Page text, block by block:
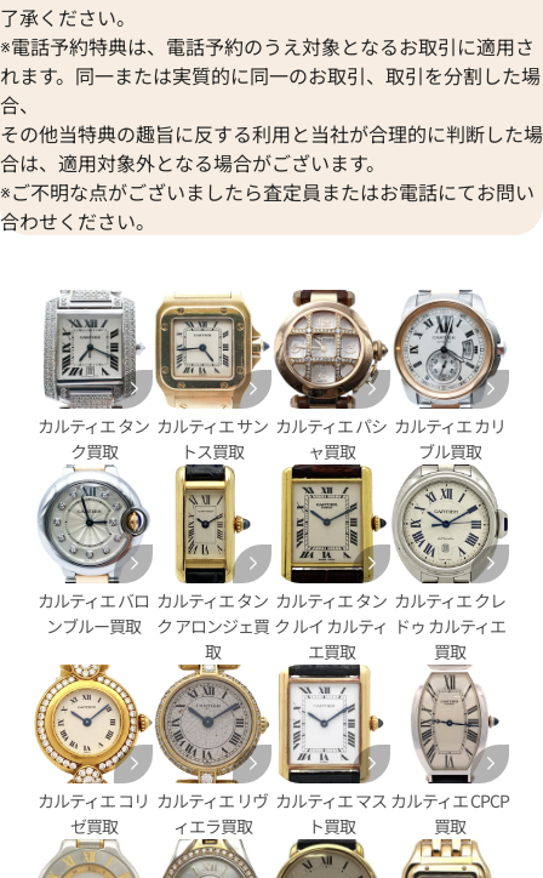
ンテール ウォッチ SM ベゼ
格
日時点の参考買取価格です
カルティエ カリブル ドゥ カ
ロノグラフ W7100042
800,000円
※2025年2月9日時点の参考買
ンテール SM 2ロウ
日時点の参考買取価格です
カルティエ パンテール ウォ
WSPN0011
参考買取価格
710,000円
※2025年10月27日時点の参考
す
了承ください。
※電話予約特典は、電話予約のうえ対象となるお取引に適用さ
れます。同一または実質的に同一のお取引、取引を分割した場
合、
その他当特典の趣旨に反する利用と当社が合理的に判断した場
合は、適用対象外となる場合がございます。
※ご不明な点がございましたら査定員またはお電話にてお問い
合わせください。
カルティエ タン
ク買取
カルティエ サン
トス買取
カルティエ パシ
ャ買取
カルティエ カリ
ブル買取
カルティエ バロ
ンブルー買取
カルティエ タン
ク アロンジェ買
取
カルティエ タン
ク ルイ カルティ
エ買取
カルティエ クレ
ドゥ カルティエ
買取
カルティエ コリ
ゼ買取
カルティエ リヴ
ィエラ買取
カルティエ マス
ト買取
カルティエ CPCP
買取